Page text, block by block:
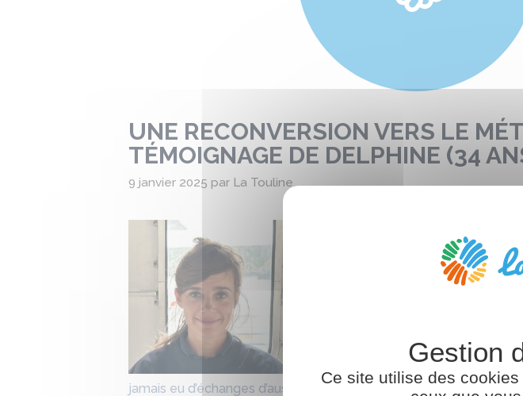
UNE RECONVERSION VERS LE
TÉMOIGNAGE DE DELPHINE (34
9 janvier 2025 par La Touline
cela m’a énormément aidé. J’ai eu
Gaëlle Geffroy qui a su résoudre
jours alors que je ne réussissais à
Gaëlle a vraiment pris le temps
vraiment investie pour aider à ce
jamais eu d’échanges d’aussi grandes qualités auparavant. En
Ce site utilise des